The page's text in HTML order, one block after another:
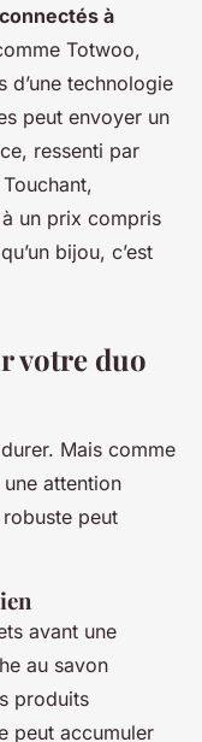
à
Totwoo,
d’une technologie
peut envoyer un
ressenti par
un prix compris
bijou, c’est
votre duo
Mais comme
attention
peut
avant une
au savon
produits
peut accumuler